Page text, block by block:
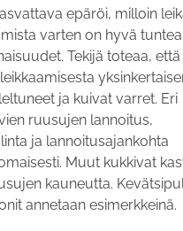
epäröi, milloin
varten on hyvä
Tekijä toteaa,
ja kuivat varret. Eri
ruu­sujen lannoitus,
ja lannoitusajankohta
Muut kukkivat
kauneut­ta.
annetaan esimerkkeinä.